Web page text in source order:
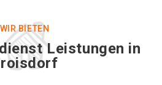
WIR BIETEN
Leistungen in